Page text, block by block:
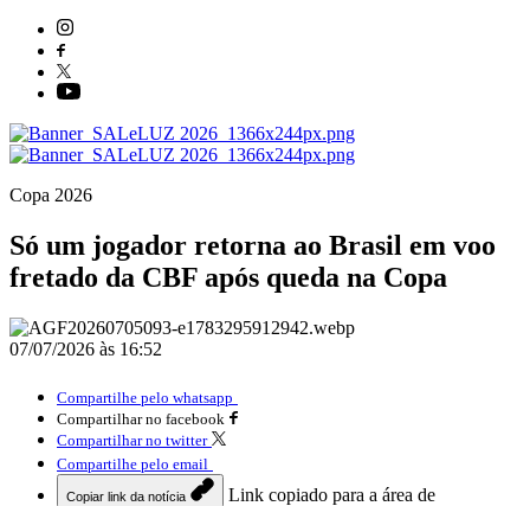
Copa 2026
Só um jogador retorna ao Brasil em voo
fretado da CBF após queda na Copa
07/07/2026 às 16:52
Compartilhe pelo whatsapp
Compartilhar no facebook
Compartilhar no twitter
Compartilhe pelo email
Copiar link da notícia
Link copiado para a área de